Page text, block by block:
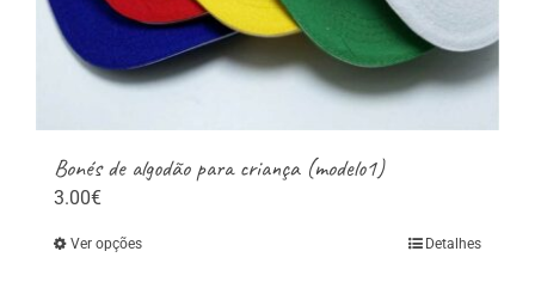
Bonés de algodão para criança (modelo1)
3.00€
Ver opçõesThis
Detalhes